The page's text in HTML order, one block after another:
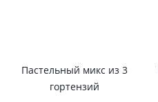
Пастельный микс из 3
гортензий